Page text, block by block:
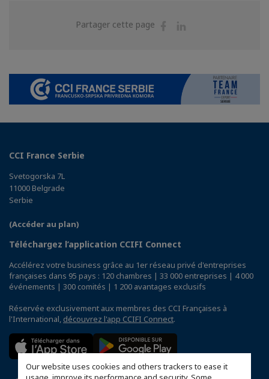
Our website uses cookies and others trackers to ease it
Partager cette page
Partager
CCI France Serbie
Svetogorska 7L
11000 Belgrade
Serbie
(Accéder au plan)
Téléchargez l’application CCIFI Connect
Accélérez votre business grâce au 1er réseau privé d'entreprises
françaises dans 95 pays : 120 chambres | 33 000 entreprises | 4 000
événements | 300 comités | 1 200 avantages exclusifs
Réservée exclusivement aux membres des CCI Françaises à
l'International, découvrez l'app CCIFI Connect.